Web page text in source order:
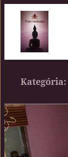
Kategória: